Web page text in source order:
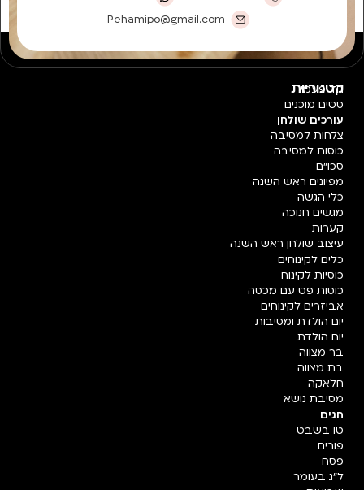
Pehamipo@gmail.com
קטגוריות
חד פעמי
סטים מוכנים
עורכים שולחן
צלחות למסיבה
כוסות למסיבה
סכו"ם
מפיונים ראש השנה
כלי הגשה
מגשים חנוכה
קערות
עיצוב שולחן ראש השנה
כלים לקינוחים
כוסיות לקינוח
כוסות פט עם מכסה
אביזרים לקינוחים
יום הולדת ומסיבות
יום הולדת
בר מצווה
בת מצווה
חלאקה
מסיבת נושא
חגים
טו בשבט
פורים
פסח
ל"ג בעומר